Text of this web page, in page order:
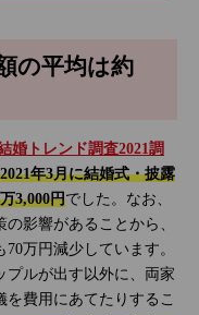
の平均は約
婚トレンド調査2021調
年3月に結婚式・披露
3,000円でした。なお、
影響があることから、
万円減少しています。
プルが出す以外に、両家
費用にあてたりするこ